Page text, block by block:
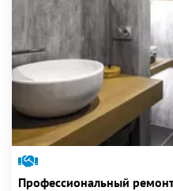
Профессиональный